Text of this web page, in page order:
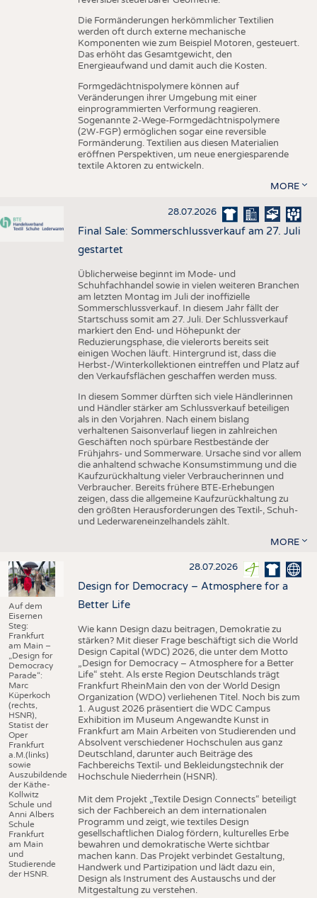
Die Formänderungen herkömmlicher Textilien
werden oft durch externe mechanische
Komponenten wie zum Beispiel Motoren, gesteuert.
Das erhöht das Gesamtgewicht, den
Energieaufwand und damit auch die Kosten.
Formgedächtnispolymere können auf
Veränderungen ihrer Umgebung mit einer
einprogrammierten Verformung reagieren.
Sogenannte 2-Wege-Formgedächtnispolymere
(2W-FGP) ermöglichen sogar eine reversible
Formänderung. Textilien aus diesen Materialien
eröffnen Perspektiven, um neue energiesparende
textile Aktoren zu entwickeln.
MORE
28.07.2026
Final Sale: Sommerschlussverkauf am 27. Juli
gestartet
Üblicherweise beginnt im Mode- und
Schuhfachhandel sowie in vielen weiteren Branchen
am letzten Montag im Juli der inoffizielle
Sommerschlussverkauf. In diesem Jahr fällt der
Startschuss somit am 27. Juli. Der Schlussverkauf
markiert den End- und Höhepunkt der
Reduzierungsphase, die vielerorts bereits seit
einigen Wochen läuft. Hintergrund ist, dass die
Herbst-/Winterkollektionen eintreffen und Platz auf
den Verkaufsflächen geschaffen werden muss.
In diesem Sommer dürften sich viele Händlerinnen
und Händler stärker am Schlussverkauf beteiligen
als in den Vorjahren. Nach einem bislang
verhaltenen Saisonverlauf liegen in zahlreichen
Geschäften noch spürbare Restbestände der
Frühjahrs- und Sommerware. Ursache sind vor allem
die anhaltend schwache Konsumstimmung und die
Kaufzurückhaltung vieler Verbraucherinnen und
Verbraucher. Bereits frühere BTE-Erhebungen
zeigen, dass die allgemeine Kaufzurückhaltung zu
den größten Herausforderungen des Textil-, Schuh-
und Lederwareneinzelhandels zählt.
MORE
Auf dem
Eisernen
Steg:
Frankfurt
am Main –
„Design for
Democracy
Parade“:
Marc
Küperkoch
(rechts,
HSNR),
Statist der
Oper
Frankfurt
a.M.(links)
sowie
Auszubildende
der Käthe-
Kollwitz
Schule und
Anni Albers
Schule
Frankfurt
am Main
und
Studierende
der HSNR.
28.07.2026
Design for Democracy – Atmosphere for a
Better Life
Wie kann Design dazu beitragen, Demokratie zu
stärken? Mit dieser Frage beschäftigt sich die World
Design Capital (WDC) 2026, die unter dem Motto
„Design for Democracy – Atmosphere for a Better
Life“ steht. Als erste Region Deutschlands trägt
Frankfurt RheinMain den von der World Design
Organization (WDO) verliehenen Titel. Noch bis zum
1. August 2026 präsentiert die WDC Campus
Exhibition im Museum Angewandte Kunst in
Frankfurt am Main Arbeiten von Studierenden und
Absolvent verschiedener Hochschulen aus ganz
Deutschland, darunter auch Beiträge des
Fachbereichs Textil- und Bekleidungstechnik der
Hochschule Niederrhein (HSNR).
Mit dem Projekt „Textile Design Connects“ beteiligt
sich der Fachbereich an dem internationalen
Programm und zeigt, wie textiles Design
gesellschaftlichen Dialog fördern, kulturelles Erbe
bewahren und demokratische Werte sichtbar
machen kann. Das Projekt verbindet Gestaltung,
Handwerk und Partizipation und lädt dazu ein,
Design als Instrument des Austauschs und der
Mitgestaltung zu verstehen.